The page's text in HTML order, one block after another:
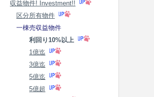
収益物件! Investment!!
区分所有物件
一棟売収益物件
利回り10%以上
1億迄
3億迄
5億迄
5億超